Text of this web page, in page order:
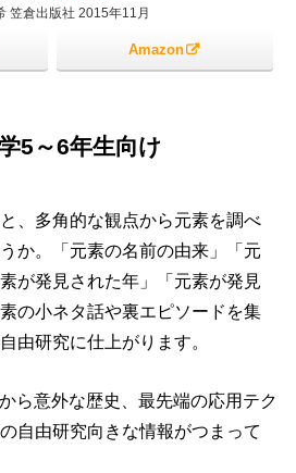
笠倉出版社 2015年11月
Amazon
5～6年生向け
、多角的な観点から元素を調べ
か。「元素の名前の由来」「元
が発見された年」「元素が発見
の小ネタ話や裏エピソードを集
由研究に仕上がります。
ら意外な歴史、最先端の応用テク
自由研究向きな情報がつまって